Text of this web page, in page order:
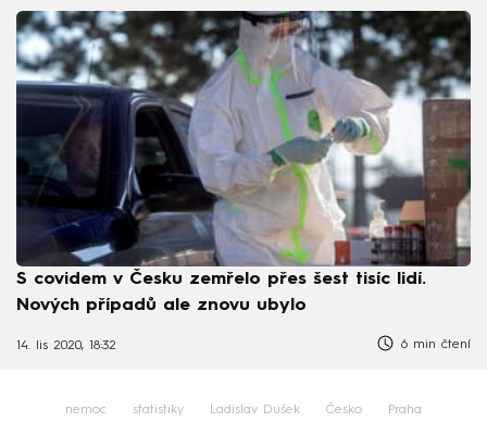
S covidem v Česku zemřelo přes šest tisíc lidí.
Nových případů ale znovu ubylo
14. lis 2020, 18:32 6 min čtení
nemoc statistiky Ladislav Dušek Česko Praha